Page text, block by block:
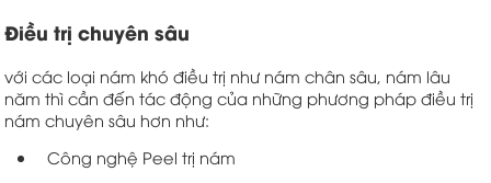
Điều trị chuyên sâu
với các loại nám khó điều trị như nám chân sâu, nám lâu
năm thì cần đến tác động của những phương pháp điều trị
nám chuyên sâu hơn như:
Công nghệ Peel trị nám